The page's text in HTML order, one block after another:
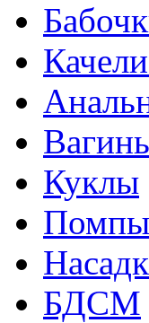
Куклы
Помпы
БДСМ